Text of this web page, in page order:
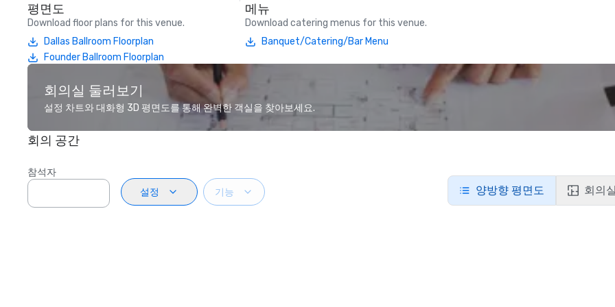
평면도
Download floor plans for this venue.
Dallas Ballroom Floorplan
Founder Ballroom Floorplan
메뉴
Download catering menus for this venue.
Banquet/Catering/Bar Menu
회의실 둘러보기
설정 차트와 대화형 3D 평면도를 통해 완벽한 객실을 찾아보세요.
회의 공간
참석자
설정
기능 양방향 평면도 회의